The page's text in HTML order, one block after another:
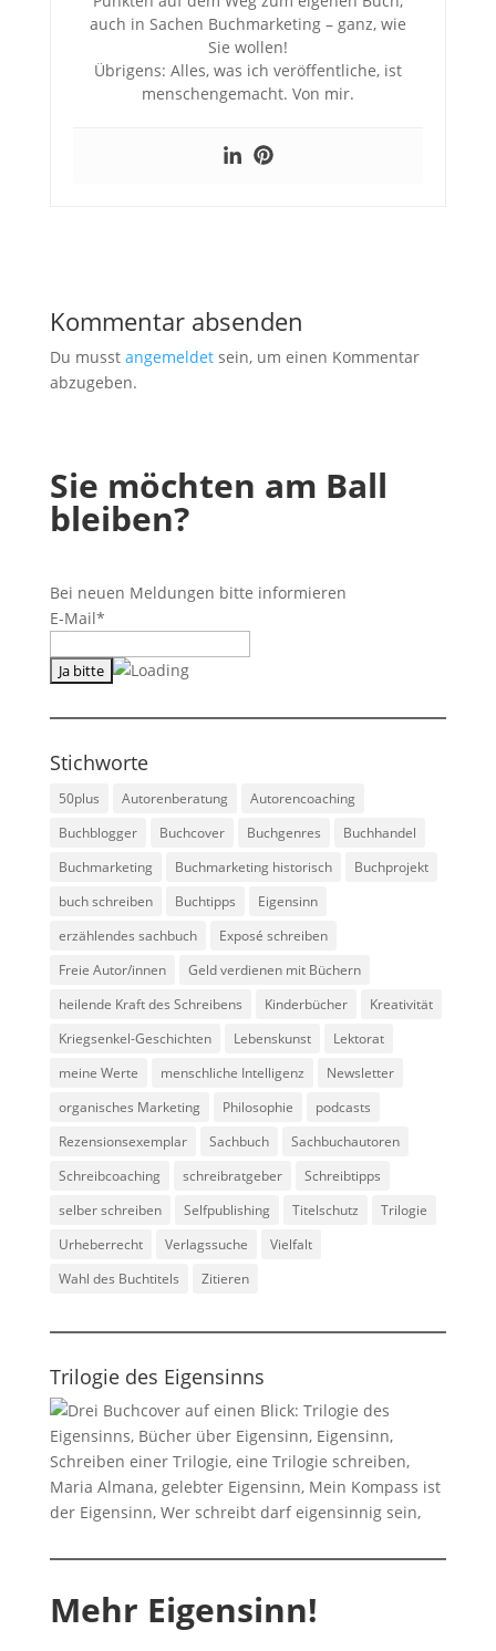
auch in Sachen Buchmarketing – ganz, wie
Sie wollen!
Übrigens: Alles, was ich veröffentliche, ist
menschengemacht. Von mir.
Kommentar absenden
Du musst angemeldetsein, um einen Kommentar
abzugeben.
Sie möchten am Ball
bleiben?
Bei neuen Meldungen bitte informieren
E-Mail*
Stichworte
50plus Autorenberatung
Autorencoaching
Buchblogger
Buchcover Buchgenres
Buchhandel
Buchmarketing
Buchmarketing historisch
Buchprojekt
buch schreiben
Buchtipps
Eigensinn
erzählendes sachbuch
Exposé schreiben
Freie Autor/innen
Geld verdienen mit Büchern
heilende Kraft des Schreibens
Kinderbücher
Kreativität
Kriegsenkel-Geschichten
Lebenskunst
Lektorat
meine Werte
menschliche Intelligenz
Newsletter
organisches Marketing
Philosophie
podcasts
Rezensionsexemplar
Sachbuch
Sachbuchautoren
Schreibcoaching
schreibratgeber
Schreibtipps
selber schreiben
Selfpublishing Titelschutz
Trilogie
Urheberrecht
Verlagssuche
Vielfalt
Wahl des Buchtitels
Zitieren
Trilogie des Eigensinns
Mehr Eigensinn!